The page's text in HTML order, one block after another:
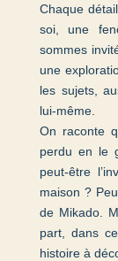
Chaque
soi, une
sommes
une
les sujets,
lui-même.
On raconte
perdu en le
peut-être
maison ?
de Mikado.
part, dans
histoire à